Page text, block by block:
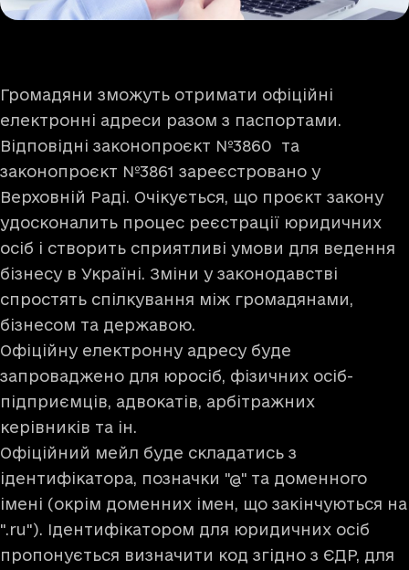
Громадяни зможуть отримати офіційні
електронні адреси разом з паспортами.
Відповідні законопроєкт №3860 та
законопроєкт №3861 зареєстровано у
Верховній Раді. Очікується, що проєкт закону
удосконалить процес реєстрації юридичних
осіб і створить сприятливі умови для ведення
бізнесу в Україні. Зміни у законодавстві
спростять спілкування між громадянами,
бізнесом та державою.
Офіційну електронну адресу буде
запроваджено для юросіб, фізичних осіб-
підприємців, адвокатів, арбітражних
керівників та ін.
Офіційний мейл буде складатись з
ідентифікатора, позначки "@" та доменного
імені (окрім доменних імен, що закінчуються на
".ru"). Ідентифікатором для юридичних осіб
пропонується визначити код згідно з ЄДР, для